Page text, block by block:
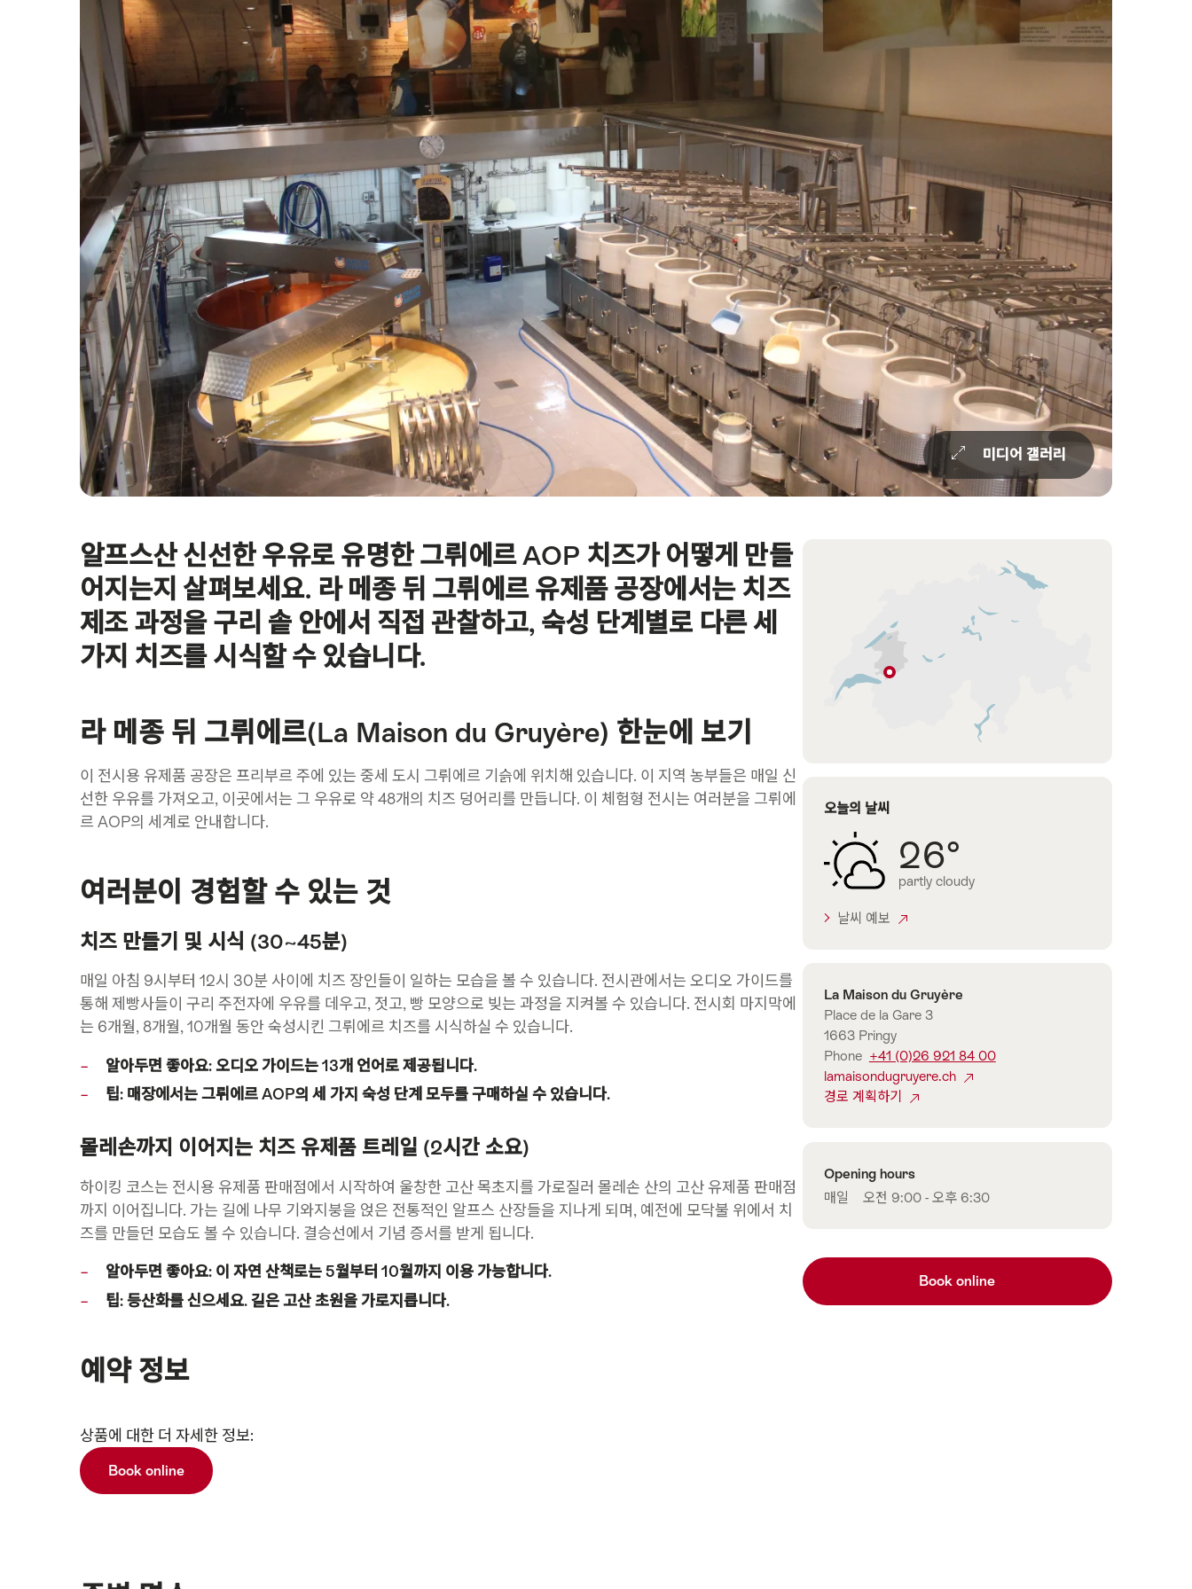
미디어 갤러리
Intro
알프스산 신선한 우유로 유명한 그뤼에르 AOP 치즈가 어떻게 만들
어지는지 살펴보세요. 라 메종 뒤 그뤼에르 유제품 공장에서는 치즈
제조 과정을 구리 솥 안에서 직접 관찰하고, 숙성 단계별로 다른 세
가지 치즈를 시식할 수 있습니다.
라 메종 뒤 그뤼에르(La Maison du Gruyère) 한눈에 보기
이 전시용 유제품 공장은 프리부르 주에 있는 중세 도시 그뤼에르 기슭에 위치해 있습니다. 이 지역 농부들은 매일 신
선한 우유를 가져오고, 이곳에서는 그 우유로 약 48개의 치즈 덩어리를 만듭니다. 이 체험형 전시는 여러분을 그뤼에
르 AOP의 세계로 안내합니다.
여러분이 경험할 수 있는 것
치즈 만들기 및 시식 (30~45분)
매일 아침 9시부터 12시 30분 사이에 치즈 장인들이 일하는 모습을 볼 수 있습니다. 전시관에서는 오디오 가이드를
통해 제빵사들이 구리 주전자에 우유를 데우고, 젓고, 빵 모양으로 빚는 과정을 지켜볼 수 있습니다. 전시회 마지막에
는 6개월, 8개월, 10개월 동안 숙성시킨 그뤼에르 치즈를 시식하실 수 있습니다.
알아두면 좋아요: 오디오 가이드는 13개 언어로 제공됩니다.
팁: 매장에서는 그뤼에르 AOP의 세 가지 숙성 단계 모두를 구매하실 수 있습니다.
몰레손까지 이어지는 치즈 유제품 트레일 (2시간 소요)
하이킹 코스는 전시용 유제품 판매점에서 시작하여 울창한 고산 목초지를 가로질러 몰레손 산의 고산 유제품 판매점
까지 이어집니다. 가는 길에 나무 기와지붕을 얹은 전통적인 알프스 산장들을 지나게 되며, 예전에 모닥불 위에서 치
즈를 만들던 모습도 볼 수 있습니다. 결승선에서 기념 증서를 받게 됩니다.
알아두면 좋아요: 이 자연 산책로는 5월부터 10월까지 이용 가능합니다.
팁: 등산화를 신으세요. 길은 고산 초원을 가로지릅니다.
예약 정보
기
술
정
content
상품에 대한 더 자세한 정보:
Book online
역
오늘의 날씨
26°
partly cloudy
날씨 예보
연
락
처
La Maison du Gruyère
Place de la Gare 3
1663 Pringy
Phone +41 (0)26 921 84 00
lamaisondugruyere.ch
경로 계획하기
Opening hours
매일
오전 9:00 - 오후 6:30
Book online